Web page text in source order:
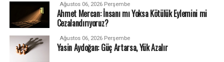
Ağustos 06, 2026 Perşembe
Ahmet Mercan: İnsanı mı Yoksa Kötülük Eylemini mi
Cezalandırıyoruz?
Ağustos 06, 2026 Perşembe
Yasin Aydoğan: Güç Artarsa, Yük Azalır